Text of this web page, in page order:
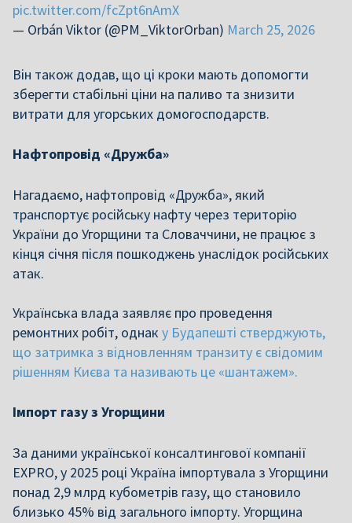
pic.twitter.com/fcZpt6nAmX
— Orbán Viktor (@PM_ViktorOrban) March 25, 2026
Він також додав, що ці кроки мають допомогти
зберегти стабільні ціни на паливо та знизити
витрати для угорських домогосподарств.
Нафтопровід «Дружба»
Нагадаємо, нафтопровід «Дружба», який
транспортує російську нафту через територію
України до Угорщини та Словаччини, не працює з
кінця січня після пошкоджень унаслідок російських
атак.
Українська влада заявляє про проведення
ремонтних робіт, однак у Будапешті стверджують,
що затримка з відновленням транзиту є свідомим
рішенням Києва та називають це «шантажем».
Імпорт газу з Угорщини
За даними української консалтингової компанії
EXPRO, у 2025 році Україна імпортувала з Угорщини
понад 2,9 млрд кубометрів газу, що становило
близько 45% від загального імпорту. Угорщина